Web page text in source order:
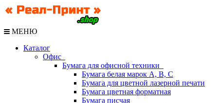
МЕНЮ
Каталог
Офис
Бумага для офисной техники
Бумага белая марок А, В, С
Бумага для цветной лазерной печати
Бумага цветная форматная
Бумага писчая